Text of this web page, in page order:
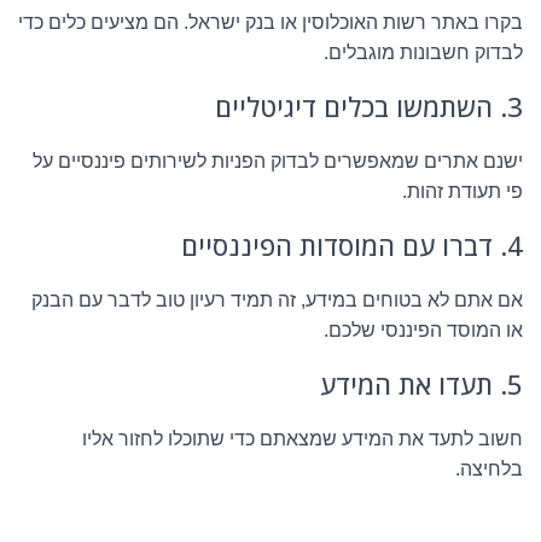
בקרו באתר רשות האוכלוסין או בנק ישראל. הם מציעים כלים כדי
לבדוק חשבונות מוגבלים.
3. השתמשו בכלים דיגיטליים
ישנם אתרים שמאפשרים לבדוק הפניות לשירותים פיננסיים על
פי תעודת זהות.
4. דברו עם המוסדות הפיננסיים
אם אתם לא בטוחים במידע, זה תמיד רעיון טוב לדבר עם הבנק
או המוסד הפיננסי שלכם.
5. תעדו את המידע
חשוב לתעד את המידע שמצאתם כדי שתוכלו לחזור אליו
בלחיצה.